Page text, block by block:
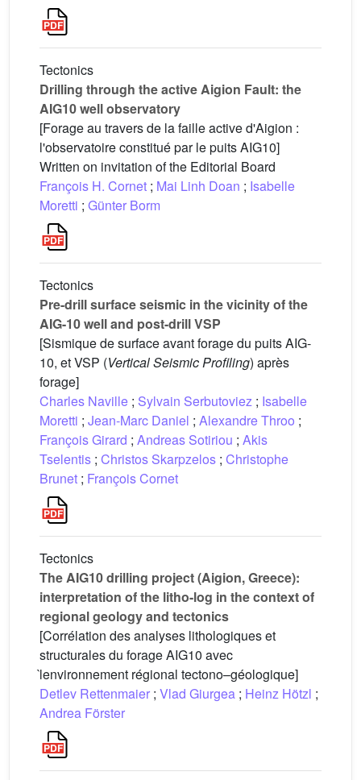
Tectonics
Drilling through the active Aigion Fault: the
AIG10 well observatory
[Forage au travers de la faille active d'Aigion :
l'observatoire constitué par le puits AIG10]
Written on invitation of the Editorial Board
François H. Cornet ; Mai Linh Doan ; Isabelle
Moretti ; Günter Borm
Tectonics
Pre-drill surface seismic in the vicinity of the
AIG-10 well and post-drill VSP
[Sismique de surface avant forage du puits AIG-
10, et VSP (Vertical Seismic Profiling) après
forage]
Charles Naville ; Sylvain Serbutoviez ; Isabelle
Moretti ; Jean-Marc Daniel ; Alexandre Throo ;
François Girard ; Andreas Sotiriou ; Akis
Tselentis ; Christos Skarpzelos ; Christophe
Brunet ; François Cornet
Tectonics
The AIG10 drilling project (Aigion, Greece):
interpretation of the litho-log in the context of
regional geology and tectonics
[Corrélation des analyses lithologiques et
structurales du forage AIG10 avec
l̀environnement régional tectono–géologique]
Detlev Rettenmaier ; Vlad Giurgea ; Heinz Hötzl ;
Andrea Förster